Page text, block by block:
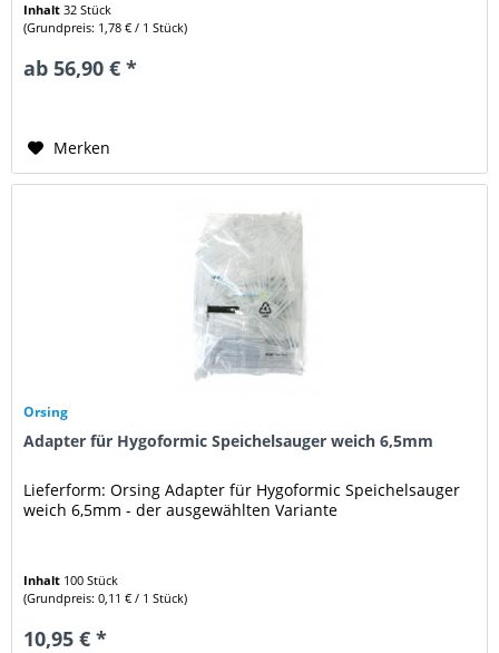
Inhalt32 Stück
(Grundpreis: 1,78 € / 1 Stück)
ab 56,90 € *
Merken
Orsing
Adapter für Hygoformic Speichelsauger weich 6,5mm
Lieferform: Orsing Adapter für Hygoformic Speichelsauger
weich 6,5mm - der ausgewählten Variante
Inhalt 100 Stück
(Grundpreis: 0,11 € / 1 Stück)
10,95 € *